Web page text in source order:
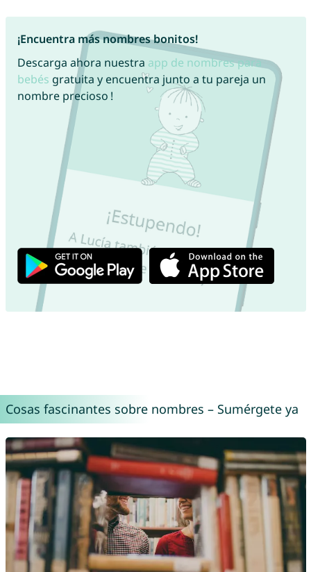
¡Encuentra más nombres bonitos!
Descarga ahora nuestra app de nombres para
bebés gratuita y encuentra junto a tu pareja un
nombre precioso !
Cosas fascinantes sobre nombres – Sumérgete ya